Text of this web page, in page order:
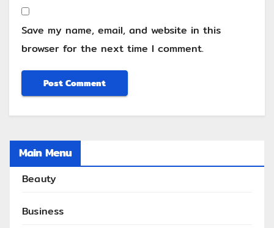
Save my name, email, and website in this
browser for the next time I comment.
Main Menu
Beauty
Business